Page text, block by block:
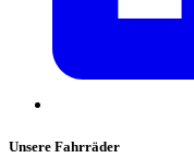
Unsere Fahrräder